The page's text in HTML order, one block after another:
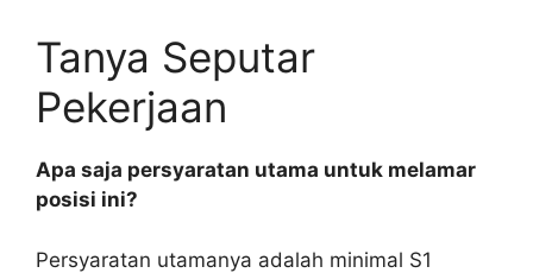
Tanya Seputar
Pekerjaan
Apa saja persyaratan utama untuk melamar
posisi ini?
Persyaratan utamanya adalah minimal S1